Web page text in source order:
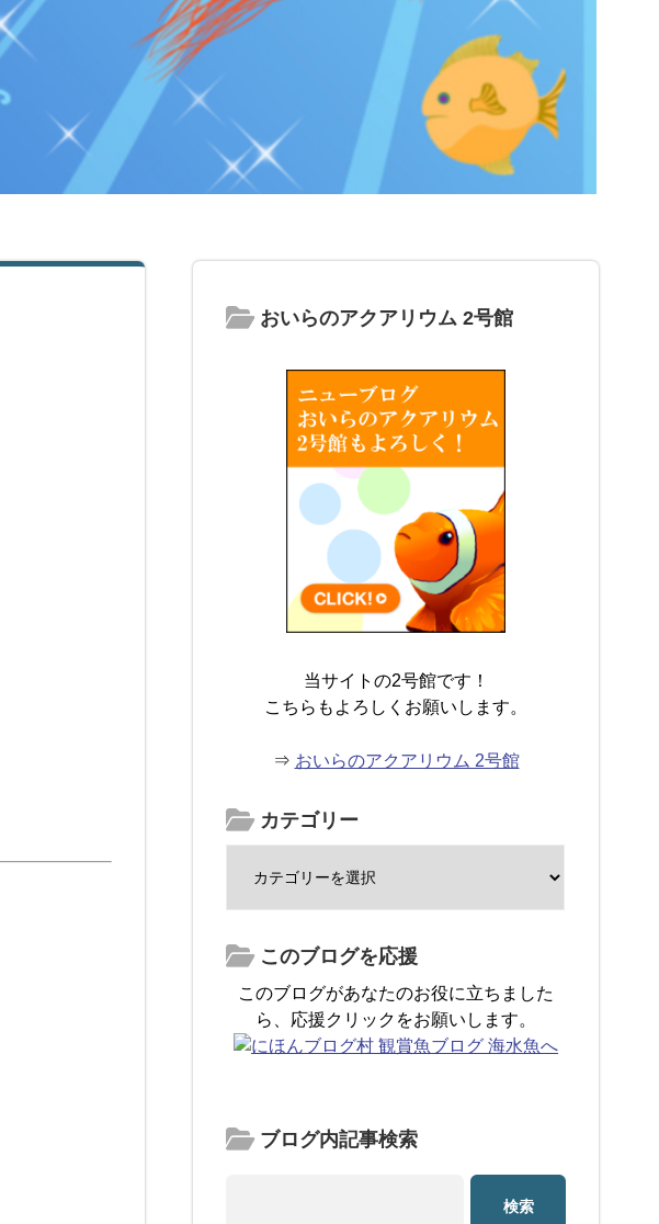
おいらのアクアリウム 2号館
当サイトの2号館です！
こちらもよろしくお願いします。
⇒ おいらのアクアリウム 2号館
カテゴリー
このブログを応援
このブログがあなたのお役に立ちました
ら、応援クリックをお願いします。
ブログ内記事検索